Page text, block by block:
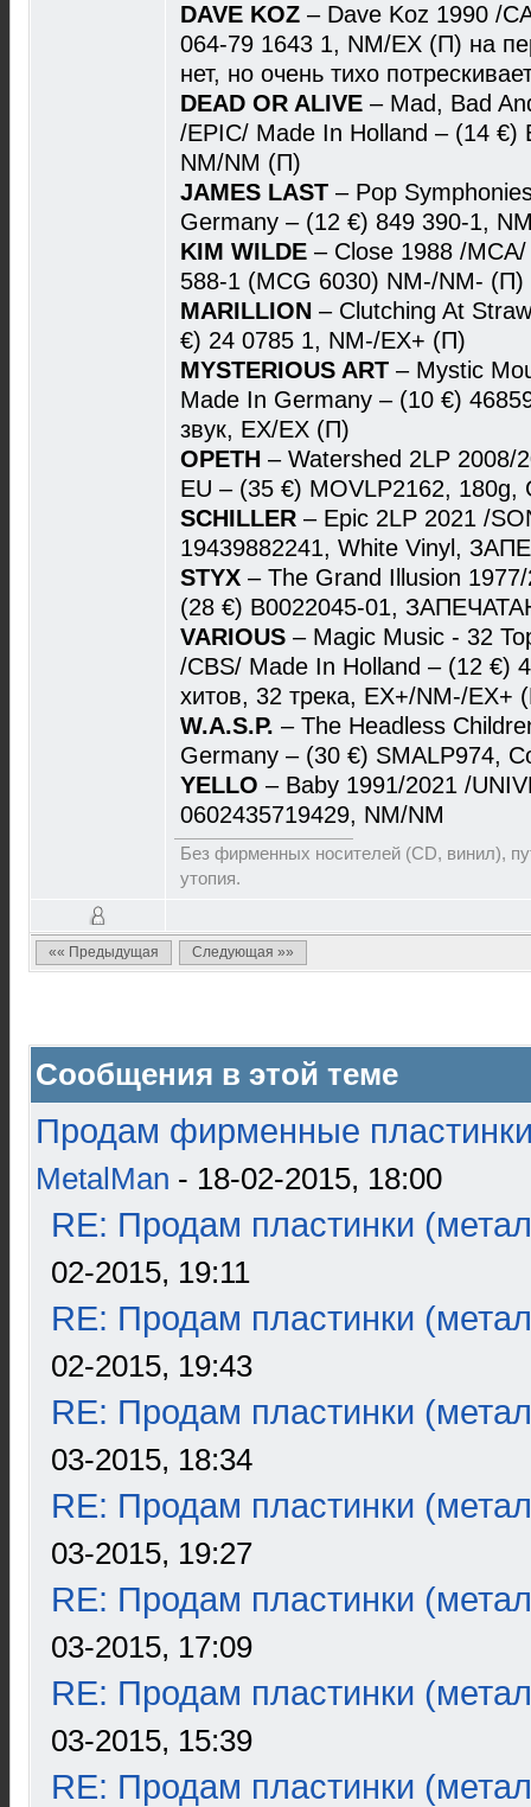
DAVE KOZ – Dave Koz 1990 /
064-79 1643 1, NM/EX (П) на
нет, но очень тихо
DEAD OR ALIVE – Mad, Bad
/EPIC/ Made In Holland – (14 €)
NM/NM (П)
JAMES LAST – Pop
Germany – (12 €) 849 390-1,
KIM WILDE – Close 1988 /
588-1 (MCG 6030) NM-/NM- (П)
MARILLION – Clutching At
€) 24 0785 1, NM-/EX+ (П)
MYSTERIOUS ART – Mystic
Made In Germany – (10 €)
звук, EX/EX (П)
OPETH – Watershed 2LP 2008/
EU – (35 €) MOVLP2162,
SCHILLER – Epic 2LP 2021 /
19439882241, White Vinyl,
STYX – The Grand Illusion
(28 €) B0022045-01,
VARIOUS – Magic Music - 32
/CBS/ Made In Holland – (12 €)
хитов, 32 трека, EX+/NM-/EX+
W.A.S.P. – The Headless
Germany – (30 €) SMALP974,
YELLO – Baby 1991/2021 /
0602435719429, NM/NM
Без фирменных носителей (CD, винил),
утопия.
«« Предыдущая Следующая »»
Сообщения в этой теме
Продам фирменные
MetalMan - 18-02-2015, 18:00
RE: Продам пластинки
02-2015, 19:11
RE: Продам пластинки
02-2015, 19:43
RE: Продам пластинки
03-2015, 18:34
RE: Продам пластинки
03-2015, 19:27
RE: Продам пластинки
03-2015, 17:09
RE: Продам пластинки
03-2015, 15:39
RE: Продам пластинки